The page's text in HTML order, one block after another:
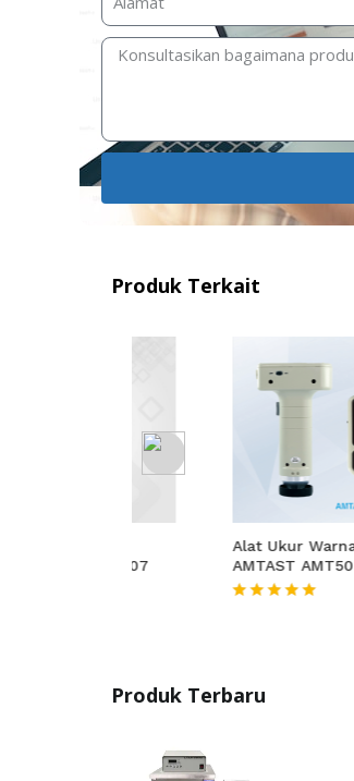
Produk Terkait
Alat Ukur Warna
AMTAST AMT506
Produk Terbaru